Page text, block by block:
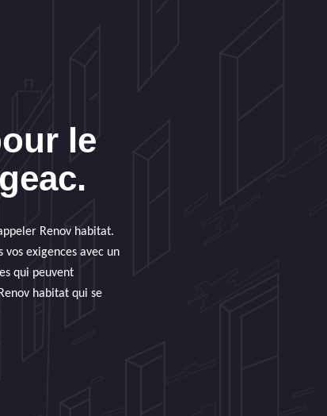
le
Renov habitat.
exigences avec un
qui peuvent
habitat qui se